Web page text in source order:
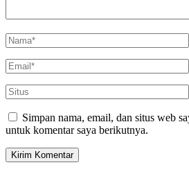
Simpan nama, email, dan situs web
untuk komentar saya berikutnya.